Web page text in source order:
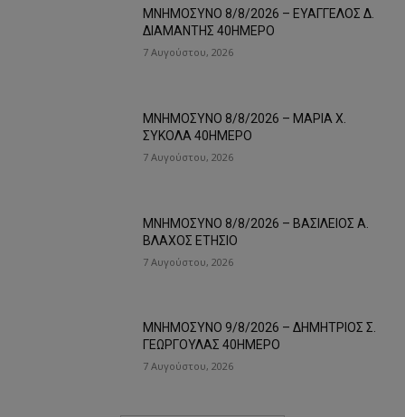
ΜΝΗΜΟΣΥΝΟ 8/8/2026 – ΕΥΑΓΓΕΛΟΣ Δ.
ΔΙΑΜΑΝΤΗΣ 40ΗΜΕΡΟ
7 Αυγούστου, 2026
ΜΝΗΜΟΣΥΝΟ 8/8/2026 – ΜΑΡΙΑ Χ.
ΣΥΚΟΛΑ 40ΗΜΕΡΟ
7 Αυγούστου, 2026
ΜΝΗΜΟΣΥΝΟ 8/8/2026 – ΒΑΣΙΛΕΙΟΣ Α.
ΒΛΑΧΟΣ ΕΤΗΣΙΟ
7 Αυγούστου, 2026
ΜΝΗΜΟΣΥΝΟ 9/8/2026 – ΔΗΜΗΤΡΙΟΣ Σ.
ΓΕΩΡΓΟΥΛΑΣ 40ΗΜΕΡΟ
7 Αυγούστου, 2026